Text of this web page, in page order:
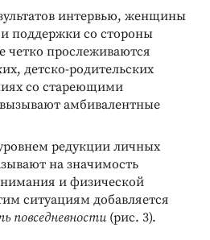
интервью, женщины
поддержки со стороны
четко прослеживаются
детско-родительских
со стареющими
амбивалентные
редукции личных
на значимость
и физической
ситуациям добавляется
повседневности(рис. 3).